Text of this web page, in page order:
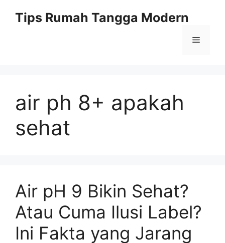
Tips Rumah Tangga Modern
Menu
air ph 8+ apakah
sehat
Air pH 9 Bikin Sehat?
Atau Cuma Ilusi Label?
Ini Fakta yang Jarang